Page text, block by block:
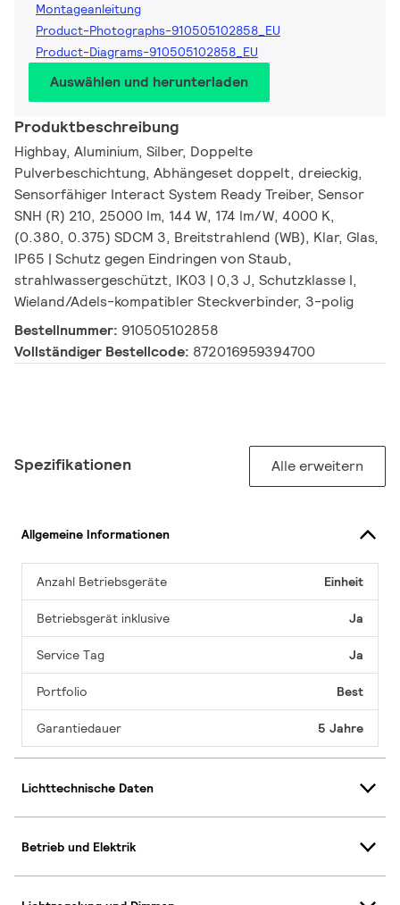
Montageanleitung
Product-Photographs-910505102858_EU
Product-Diagrams-910505102858_EU
Auswählen und herunterladen
Produktbeschreibung
Highbay, Aluminium, Silber, Doppelte
Pulverbeschichtung, Abhängeset doppelt, dreieckig,
Sensorfähiger Interact System Ready Treiber, Sensor
SNH (R) 210, 25000 lm, 144 W, 174 lm/W, 4000 K,
(0.380, 0.375) SDCM 3, Breitstrahlend (WB), Klar, Glas,
IP65 | Schutz gegen Eindringen von Staub,
strahlwassergeschützt, IK03 | 0,3 J, Schutzklasse I,
Wieland/Adels-kompatibler Steckverbinder, 3-polig
Bestellnummer: 910505102858
Vollständiger Bestellcode: 872016959394700
Spezifikationen Alle erweitern
Allgemeine Informationen
Anzahl Betriebsgeräte Einheit
Betriebsgerät inklusive Ja
Service Tag Ja
Portfolio Best
Garantiedauer 5 Jahre
Lichttechnische Daten
Betrieb und Elektrik